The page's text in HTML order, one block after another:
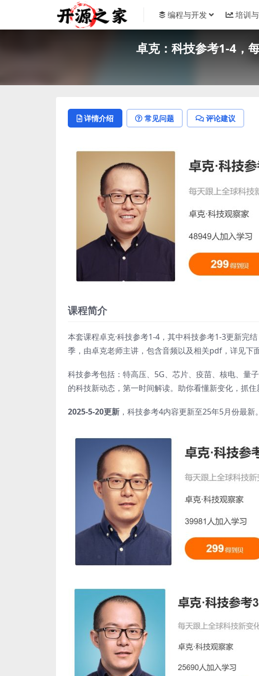
编程与开发 培训
卓克：科技参考1-4，
详情介绍 常见问题 评论建议
课程简介
本套课程卓克·科技参考1-4，其中科技参考1-3更新完
季，由卓克老师主讲，包含音频以及相关pdf，详见下
科技参考包括：特高压、5G、芯片、疫苗、核电、量
的科技新动态，第一时间解读。助你看懂新变化，抓住
2025-5-20更新 ，科技参考4内容更新至25年5月份最新。